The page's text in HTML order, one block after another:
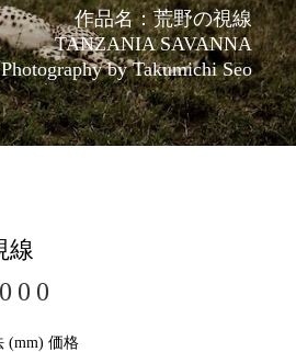
作品名：荒野の視線
TANZANIA SAVANNA
Photography by Takumichi Seo
線
(mm) 価格